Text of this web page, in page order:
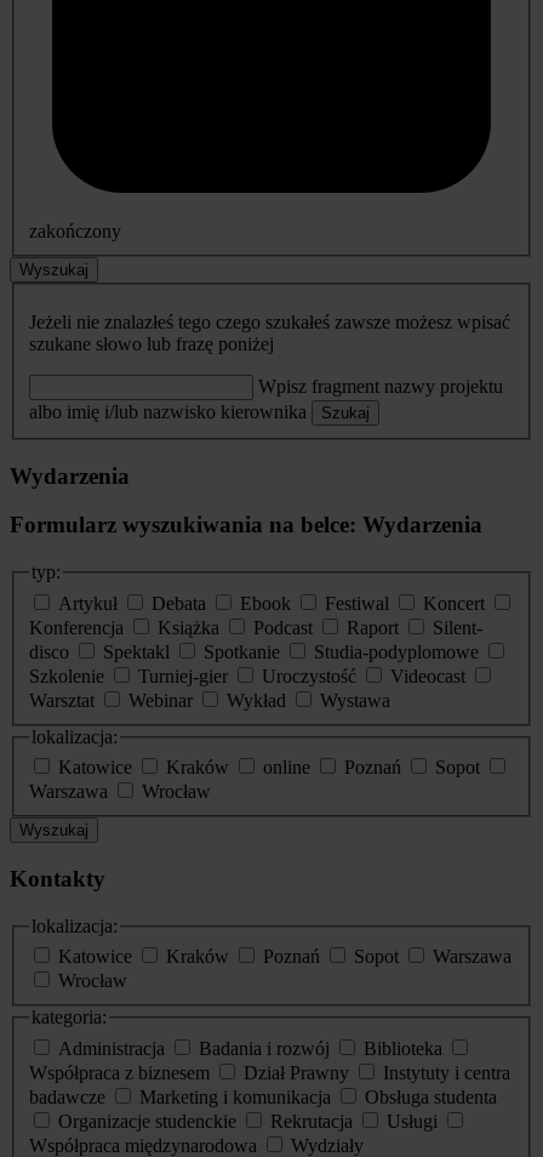
zakończony
Wyszukaj
Jeżeli nie znalazłeś tego czego szukałeś zawsze możesz wpisać
szukane słowo lub frazę poniżej
Wpisz fragment nazwy projektu
albo imię i/lub nazwisko kierownika
Szukaj
Wydarzenia
Formularz wyszukiwania na belce: Wydarzenia
typ:
Artykuł
Debata Ebook Festiwal
Koncert
Konferencja
Książka Podcast Raport
Silent-
disco
Spektakl Spotkanie
Studia-podyplomowe
Szkolenie
Turniej-gier Uroczystość
Videocast
Warsztat
Webinar Wykład
Wystawa
lokalizacja:
Katowice
Kraków online Poznań
Sopot
Warszawa
Wrocław
Wyszukaj
Kontakty
lokalizacja:
Katowice
Kraków Poznań Sopot
Warszawa
Wrocław
kategoria:
Administracja
Badania i rozwój
Biblioteka
Współpraca z biznesem
Dział Prawny
Instytuty i centra
badawcze
Marketing i komunikacja
Obsługa studenta
Organizacje studenckie
Rekrutacja
Usługi
Współpraca międzynarodowa
Wydziały